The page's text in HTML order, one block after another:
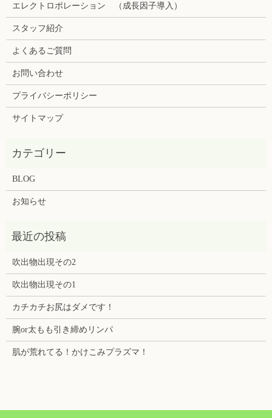
エレクトロポレーション （成長因子導入）
スタッフ紹介
よくあるご質問
お問い合わせ
プライバシーポリシー
サイトマップ
BLOG
お知らせ
吹出物出現その2
吹出物出現その1
カチカチお尻はダメです！
腕or太もも引き締めリンパ
肌が荒れてる！かけこみプラズマ！